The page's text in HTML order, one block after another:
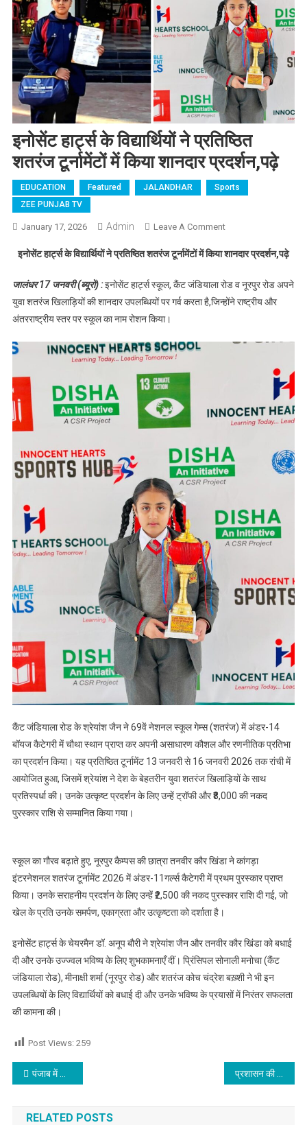
इनोसेंट हार्ट्स के विद्यार्थियों ने प्रतिष्ठित
शतरंज टूर्नामेंटों में किया शानदार प्रदर्शन,पढ़े
EDUCATION Featured JALANDHAR
Sports
ZEE PUNJAB TV
January 17, 2026 Admin Leave A CommentOn इनोसेंट हार्ट्स के
शतरंज टूर्नामेंटों में
प्रदर्शन,पढ़े
इनोसेंट हार्ट्स के विद्यार्थियों ने प्रतिष्ठित शतरंज टूर्नामेंटों में किया शानदार प्रदर्शन,पढ़े
जालंधर 17 जनवरी (ब्यूरो) :इनोसेंट हार्ट्स स्कूल, कैंट जंडियाला रोड व नूरपुर रोड अपने
युवा शतरंज खिलाड़ियों की शानदार उपलब्धियों पर गर्व करता है,जिन्होंने राष्ट्रीय और
अंतरराष्ट्रीय स्तर पर स्कूल का नाम रोशन किया।
कैंट जंडियाला रोड के श्रेयांश जैन ने 69वें नेशनल स्कूल गेम्स (शतरंज) में अंडर-14
बॉयज कैटेगरी में चौथा स्थान प्राप्त कर अपनी असाधारण कौशल और रणनीतिक प्रतिभा
का प्रदर्शन किया। यह प्रतिष्ठित टूर्नामेंट 13 जनवरी से 16 जनवरी 2026 तक रांची में
आयोजित हुआ, जिसमें श्रेयांश ने देश के बेहतरीन युवा शतरंज खिलाड़ियों के साथ
प्रतिस्पर्धा की। उनके उत्कृष्ट प्रदर्शन के लिए उन्हें ट्रॉफी और ₹8,000 की नकद
पुरस्कार राशि से सम्मानित किया गया।
स्कूल का गौरव बढ़ाते हुए, नूरपुर कैम्पस की छात्रा तनवीर कौर खिंडा ने कांगड़ा
इंटरनेशनल शतरंज टूर्नामेंट 2026 में अंडर-11गर्ल्स कैटेगरी में प्रथम पुरस्कार प्राप्त
किया। उनके सराहनीय प्रदर्शन के लिए उन्हें ₹2,500 की नकद पुरस्कार राशि दी गई, जो
खेल के प्रति उनके समर्पण, एकाग्रता और उत्कृष्टता को दर्शाता है।
इनोसेंट हार्ट्स के चेयरमैन डॉ. अनूप बौरी ने श्रेयांश जैन और तनवीर कौर खिंडा को बधाई
दी और उनके उज्ज्वल भविष्य के लिए शुभकामनाएँ दीं। प्रिंसिपल सोनाली मनोचा (कैंट
जंडियाला रोड), मीनाक्षी शर्मा (नूरपुर रोड) और शतरंज कोच चंद्रेश बख़्शी ने भी इन
उपलब्धियों के लिए विद्यार्थियों को बधाई दी और उनके भविष्य के प्रयासों में निरंतर सफलता
की कामना की।
Post Views: 259
Post navigation
पंजाब में मीडिया पर हमला लोकतंत्र पर हमला एंव अघोषित एमरजेंसी : ईंजी चंदन रखेजा
RELATED POSTS